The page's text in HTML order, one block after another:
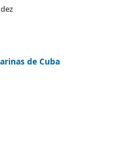
de Cuba